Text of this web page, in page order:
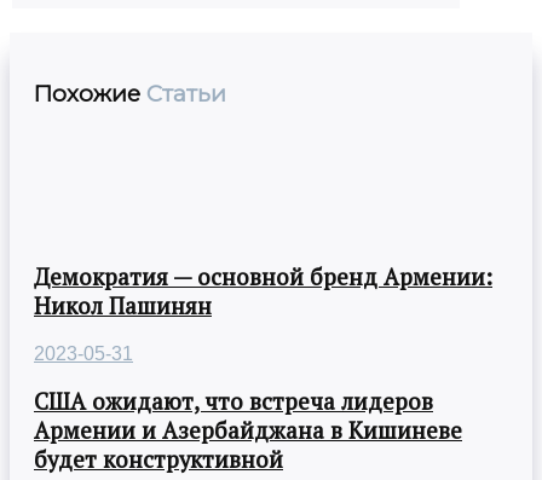
Похожие Статьи
Демократия — основной бренд Армении:
Никол Пашинян
2023-05-31
США ожидают, что встреча лидеров
Армении и Азербайджана в Кишиневе
будет конструктивной